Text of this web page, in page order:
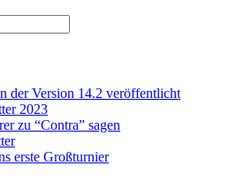
der Version 14.2 veröffentlicht
2023
zu “Contra” sagen
erste Großturnier